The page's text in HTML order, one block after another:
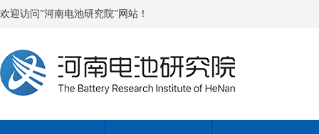
欢迎访问”河南电池研究院”网站！
新乡国资集团与新乡铁塔公司签订战略合作